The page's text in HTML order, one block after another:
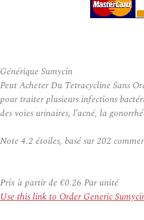
Générique Sumycin
Peut Acheter Du Tetracycline Sans
pour traiter plusieurs infections
des voies urinaires, l’acné, la
Note 4.2 étoiles, basé sur202
Prix à partir de €0.26 Par unité
Use this link to Order Generic